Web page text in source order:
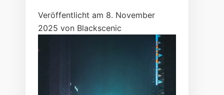
PROGRAMIEREN/INTERNET/SMARTPHONE
Veröffentlicht am 8. November
2025 von Blackscenic